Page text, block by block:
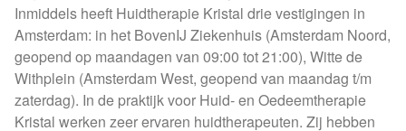
Inmiddels heeft Huidtherapie Kristal drie vestigingen in
Amsterdam: in het BovenIJ Ziekenhuis (Amsterdam Noord,
geopend op maandagen van 09:00 tot 21:00), Witte de
Withplein (Amsterdam West, geopend van maandag t/m
zaterdag). In de praktijk voor Huid- en Oedeemtherapie
Kristal werken zeer ervaren huidtherapeuten. Zij hebben